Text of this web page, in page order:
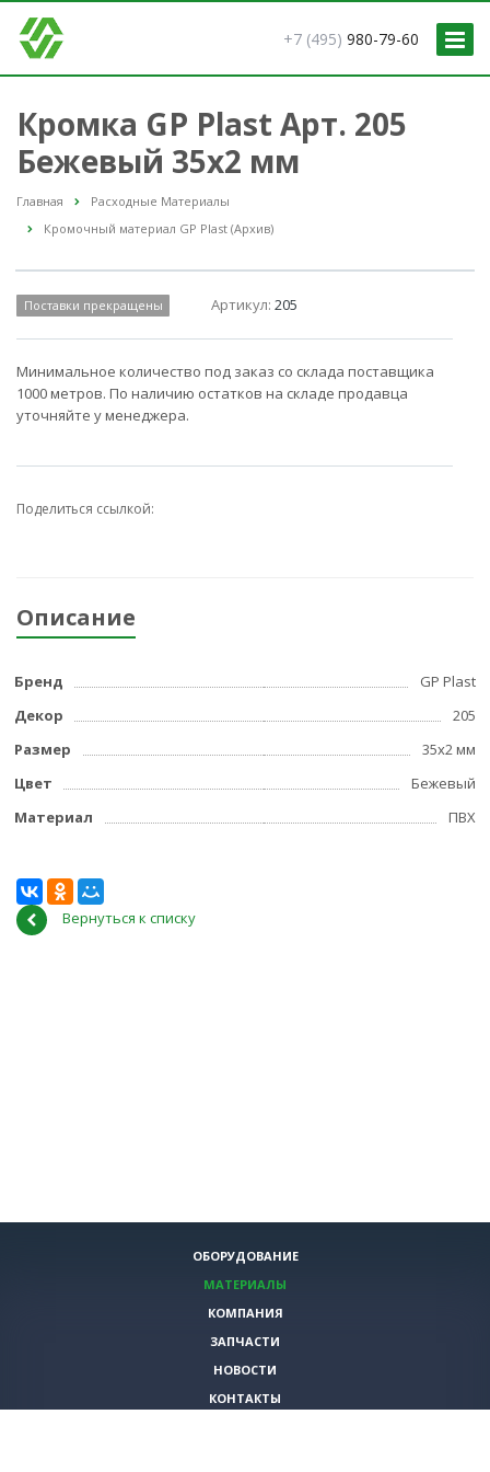
+7 (495) 980-79-60
Кромка GP Plast Арт. 205
Бежевый 35x2 мм
Главная
Расходные Материалы
Кромочный материал GP Plast (Архив)
Поставки прекращены Артикул:205
Минимальное количество под заказ со склада поставщика
1000 метров. По наличию остатков на складе продавца
уточняйте у менеджера.
Поделиться ссылкой:
Описание
Бренд
GP Plast
Декор
205
Размер
35x2 мм
Цвет
Бежевый
Материал
ПВХ
Вернуться к списку
ОБОРУДОВАНИЕ
МАТЕРИАЛЫ
КОМПАНИЯ
ЗАПЧАСТИ
НОВОСТИ
КОНТАКТЫ